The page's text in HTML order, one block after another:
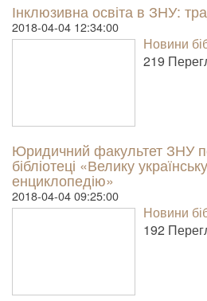
Інклюзивна освіта в ЗНУ:
2018-04-04 12:34:00
Новини
219
Юридичний факультет ЗНУ
бібліотеці «Велику
енциклопедію»
2018-04-04 09:25:00
Новини
192